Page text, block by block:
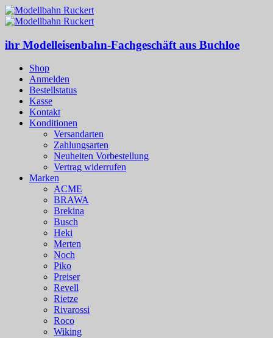
ihr Modelleisenbahn-Fachgeschäft aus Buchloe
Shop
Anmelden
Bestellstatus
Kasse
Kontakt
Konditionen
Versandarten
Zahlungsarten
Neuheiten Vorbestellung
Vertrag widerrufen
Marken
ACME
BRAWA
Brekina
Busch
Heki
Merten
Noch
Piko
Preiser
Revell
Rietze
Rivarossi
Roco
Wiking